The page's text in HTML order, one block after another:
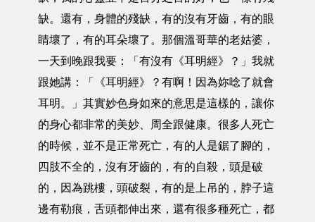
缺。還有，身體的殘缺，有的沒有牙齒，有的眼
睛壞了，有的耳朵壞了。那個溫哥華的老姑婆，
一天到晚跟我要：「有沒有《耳明經》？」我就
跟她講：「《耳明經》？有啊！因為妳唸了就會
耳明。」其實妙色身如來的意思是這樣的，讓你
的身心都非常的美妙、周全跟健康。很多人死亡
的時候，並不是正常死亡，有的人是鋸了腳的，
四肢不全的，沒有牙齒的，有的自殺，頭是破
的，因為跳樓，頭破裂，有的是上吊的，脖子這
邊有勒痕，舌頭都伸出來，還有很多種死亡，都